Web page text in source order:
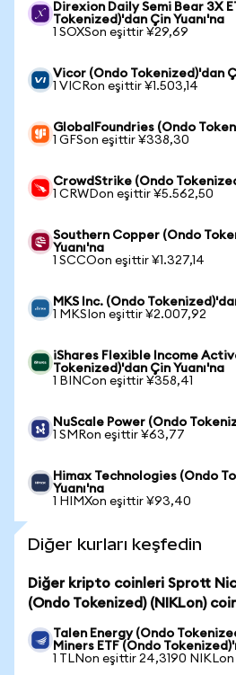
Direxion Daily Semi Bear 3X
Tokenized)'dan Çin Yuanı'na
1 SOXSon eşittir ¥29,69
Vicor (Ondo Tokenized)'dan
1 VICRon eşittir ¥1.503,14
GlobalFoundries (Ondo
1 GFSon eşittir ¥338,30
CrowdStrike (Ondo
1 CRWDon eşittir ¥5.562,50
Southern Copper (Ondo
Yuanı'na
1 SCCOon eşittir ¥1.327,14
MKS Inc. (Ondo
1 MKSIon eşittir ¥2.007,92
iShares Flexible Income
Tokenized)'dan Çin Yuanı'na
1 BINCon eşittir ¥358,41
NuScale Power (Ondo
1 SMRon eşittir ¥63,77
Himax Technologies (Ondo
Yuanı'na
1 HIMXon eşittir ¥93,40
Diğer kurları keşfedin
Diğer kripto coinleri Sprott
(Ondo Tokenized) (NIKLon)
Talen Energy (Ondo
Miners ETF (Ondo
1 TLNon eşittir 24,3190 NIKLon